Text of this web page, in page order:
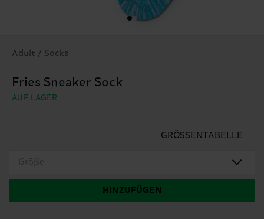
Adult / Socks
Fries Sneaker Sock
AUF LAGER
GRÖSSENTABELLE
Größe
HINZUFÜGEN